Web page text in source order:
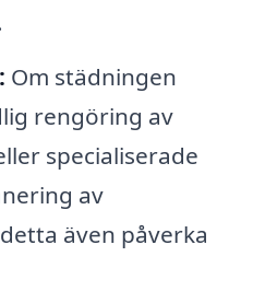
Om städningen
rengöring av
specialiserade
av
även påverka